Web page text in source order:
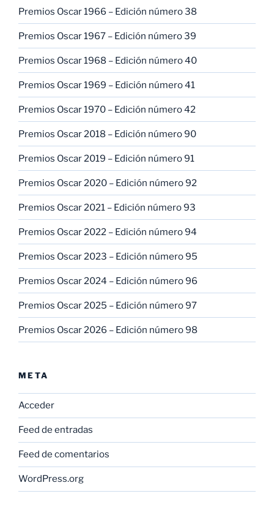
Premios Oscar 1966 – Edición número 38
Premios Oscar 1967 – Edición número 39
Premios Oscar 1968 – Edición número 40
Premios Oscar 1969 – Edición número 41
Premios Oscar 1970 – Edición número 42
Premios Oscar 2018 – Edición número 90
Premios Oscar 2019 – Edición número 91
Premios Oscar 2020 – Edición número 92
Premios Oscar 2021 – Edición número 93
Premios Oscar 2022 – Edición número 94
Premios Oscar 2023 – Edición número 95
Premios Oscar 2024 – Edición número 96
Premios Oscar 2025 – Edición número 97
Premios Oscar 2026 – Edición número 98
META
Acceder
Feed de entradas
Feed de comentarios
WordPress.org